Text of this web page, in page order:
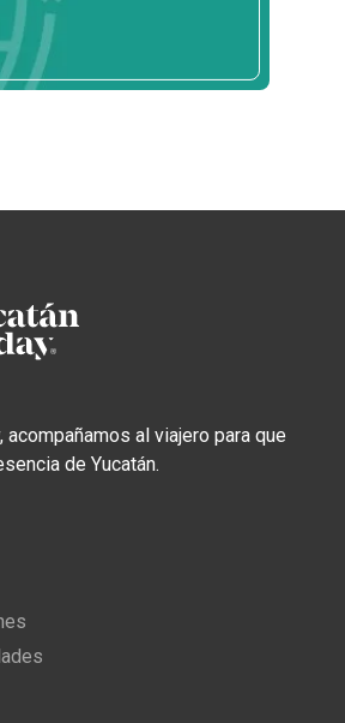
acompañamos al viajero para que
de Yucatán.